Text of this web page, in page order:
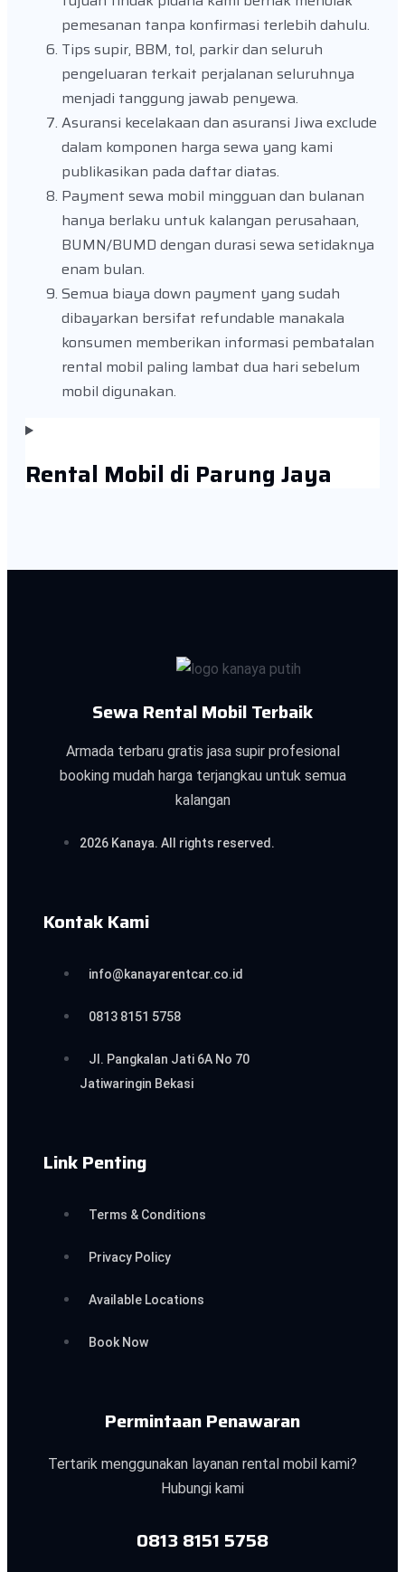
pemesanan tanpa konfirmasi terlebih dahulu.
Tips supir, BBM, tol, parkir dan seluruh
pengeluaran terkait perjalanan seluruhnya
menjadi tanggung jawab penyewa.
Asuransi kecelakaan dan asuransi Jiwa exclude
dalam komponen harga sewa yang kami
publikasikan pada daftar diatas.
Payment sewa mobil mingguan dan bulanan
hanya berlaku untuk kalangan perusahaan,
BUMN/BUMD dengan durasi sewa setidaknya
enam bulan.
Semua biaya down payment yang sudah
dibayarkan bersifat refundable manakala
konsumen memberikan informasi pembatalan
rental mobil paling lambat dua hari sebelum
mobil digunakan.
Rental Mobil di Parung Jaya
Sewa Rental Mobil Terbaik
Armada terbaru gratis jasa supir profesional
booking mudah harga terjangkau untuk semua
kalangan
2026 Kanaya. All rights reserved.
Kontak Kami
info@kanayarentcar.co.id
0813 8151 5758
Jl. Pangkalan Jati 6A No 70
Jatiwaringin Bekasi
Link Penting
Terms & Conditions
Privacy Policy
Available Locations
Book Now
Permintaan Penawaran
Tertarik menggunakan layanan rental mobil kami?
Hubungi kami
0813 8151 5758